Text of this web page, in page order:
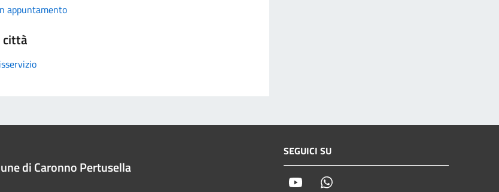
appuntamento
città
di Caronno Pertusella
SEGUICI SU
Youtube